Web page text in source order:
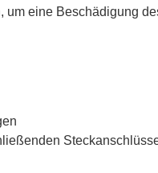
eine Beschädigung